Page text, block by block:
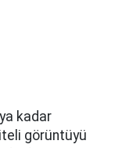
kadar
görüntüyü